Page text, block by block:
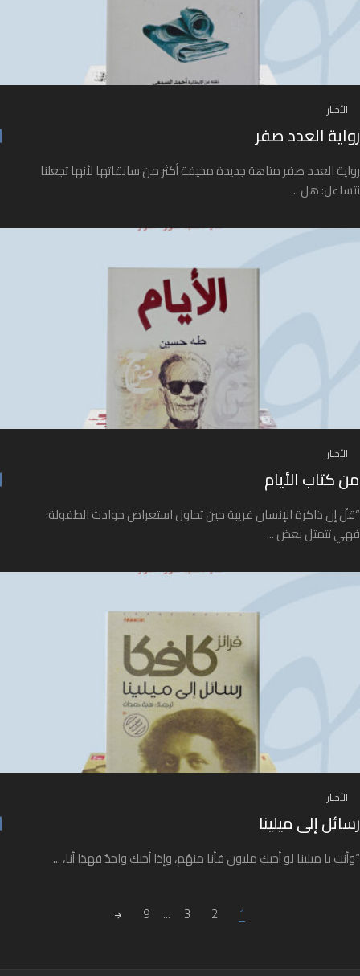
الأخبار
رواية العدد صفر
رواية العدد صفر متاهة جديدة مخيفة أكثر من سابقاتها لأنها تجعلنا
نتساءل: هل ...
الأخبار
من كتاب الأيام
“قلْ إن ذاكرة الإنسان غريبة حين تحاول استعراض حوادث الطفولة؛
فهي تتمثل بعض ...
الأخبار
رسائل إلى ميلينا
“وأنتِ يا ميلينا لو أحبكِ مليون فأنا منهُم، وإذا أحبكِ واحدٌ فهذا أنا، ...
1
2
3
...
9